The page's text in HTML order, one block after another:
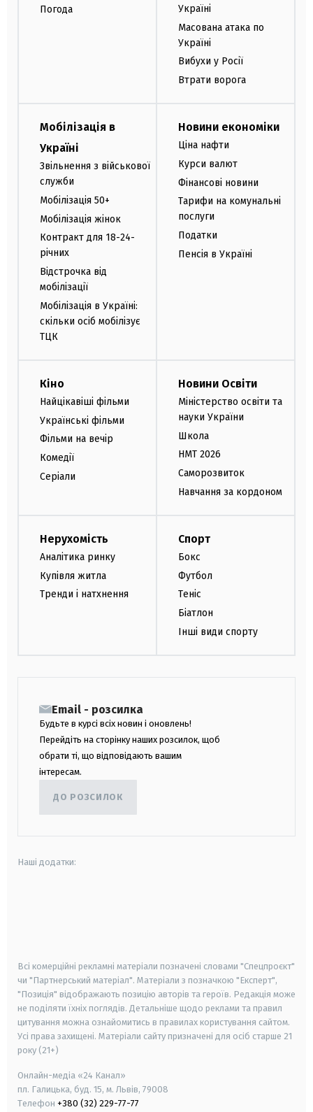
Погода
Україні
Масована атака по
Україні
Вибухи у Росії
Втрати ворога
Мобілізація в
Україні
Звільнення з військової
служби
Мобілізація 50+
Мобілізація жінок
Контракт для 18-24-
річних
Відстрочка від
мобілізації
Мобілізація в Україні:
скільки осіб мобілізує
ТЦК
Новини економіки
Ціна нафти
Курси валют
Фінансові новини
Тарифи на комунальні
послуги
Податки
Пенсія в Україні
Кіно
Найцікавіші фільми
Українські фільми
Фільми на вечір
Комедії
Серіали
Новини Освіти
Міністерство освіти та
науки України
Школа
НМТ 2026
Саморозвиток
Навчання за кордоном
Нерухомість
Аналітика ринку
Купівля житла
Тренди і натхнення
Спорт
Бокс
Футбол
Теніс
Біатлон
Інші види спорту
Email - розсилка
Будьте в курсі всіх новин і оновлень!
Перейдіть на сторінку наших розсилок, щоб
обрати ті, що відповідають вашим
інтересам.
ДО РОЗСИЛОК
Наші додатки:
Всі комерційні рекламні матеріали позначені словами "Спецпроєкт"
чи "Партнерський матеріал". Матеріали з позначкою "Експерт",
"Позиція" відображають позицію авторів та героїв. Редакція може
не поділяти їхніх поглядів. Детальніше щодо реклами та правил
цитування можна ознайомитись в правилах користування сайтом.
Усі права захищені. Матеріали сайту призначені для осіб старше 21
року (21+)
Онлайн-медіа «24 Канал»
пл. Галицька, буд. 15, м. Львів, 79008
Телефон +380 (32) 229-77-77